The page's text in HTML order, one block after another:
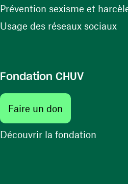
Prévention sexisme et
Usage des réseaux sociaux
Fondation CHUV
Faire un don
Découvrir la fondation